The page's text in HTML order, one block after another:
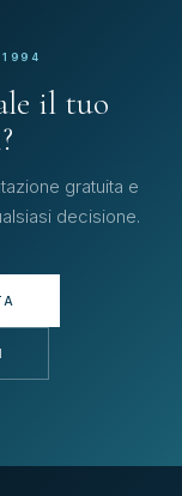
1994
il tuo
gratuita e
decisione.